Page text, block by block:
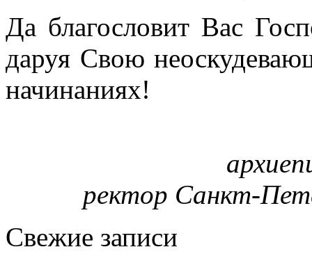
Да благословит Вас
даруя Свою
начинаниях!
ректор Санкт-
Свежие записи